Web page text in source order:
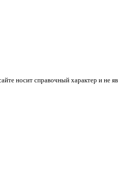
носит справочный характер и не